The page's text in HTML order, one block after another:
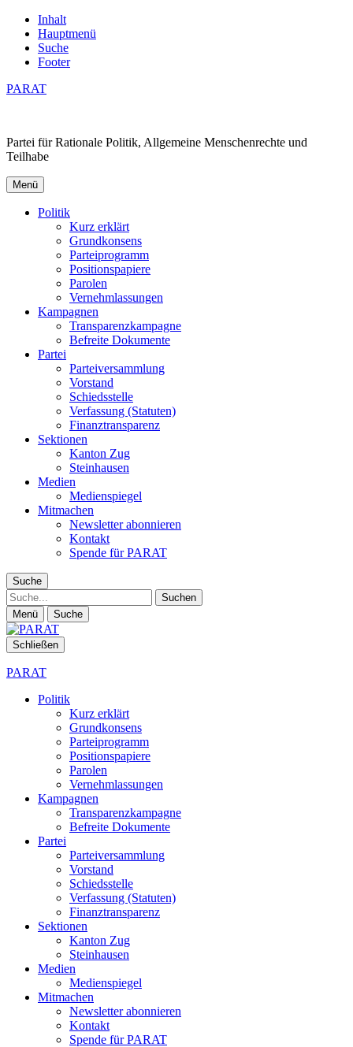
Inhalt
Hauptmenü
Suche
Footer
PARAT
Partei für Rationale Politik, Allgemeine Menschenrechte und
Teilhabe
Menü
Politik
Kurz erklärt
Grundkonsens
Parteiprogramm
Positionspapiere
Parolen
Vernehmlassungen
Kampagnen
Transparenzkampagne
Befreite Dokumente
Partei
Parteiversammlung
Vorstand
Schiedsstelle
Verfassung (Statuten)
Finanztransparenz
Sektionen
Kanton Zug
Steinhausen
Medien
Medienspiegel
Mitmachen
Newsletter abonnieren
Kontakt
Spende für PARAT
Suche
Suche
Menü Suche
Schließen
PARAT
Politik
Kurz erklärt
Grundkonsens
Parteiprogramm
Positionspapiere
Parolen
Vernehmlassungen
Kampagnen
Transparenzkampagne
Befreite Dokumente
Partei
Parteiversammlung
Vorstand
Schiedsstelle
Verfassung (Statuten)
Finanztransparenz
Sektionen
Kanton Zug
Steinhausen
Medien
Medienspiegel
Mitmachen
Newsletter abonnieren
Kontakt
Spende für PARAT